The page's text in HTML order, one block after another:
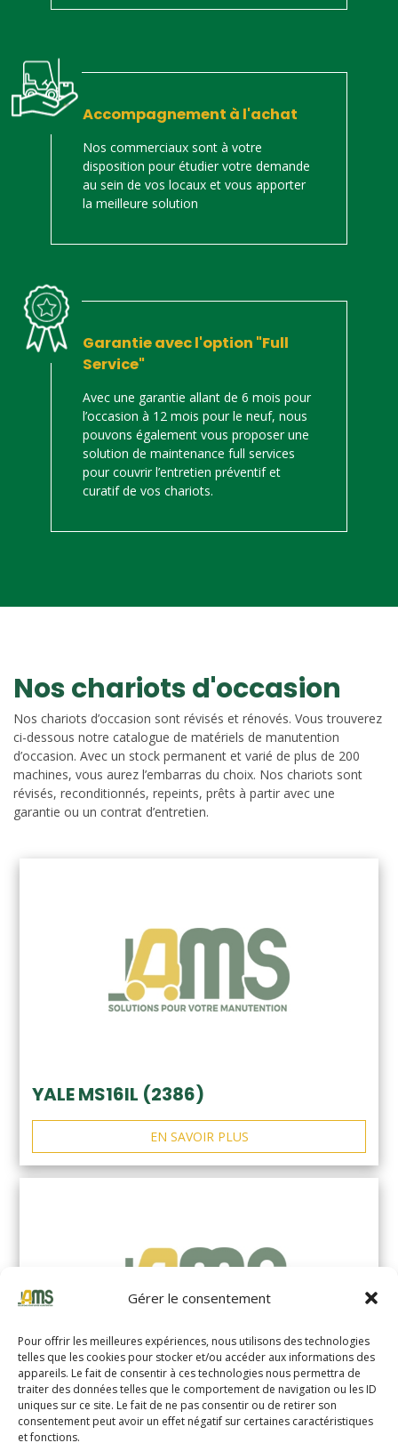
Gérer le consentement
Pour offrir les meilleures expériences, nous utilisons des technologies
telles que les cookies pour stocker et/ou accéder aux informations des
appareils. Le fait de consentir à ces technologies nous permettra de
traiter des données telles que le comportement de navigation ou les ID
uniques sur ce site. Le fait de ne pas consentir ou de retirer son
consentement peut avoir un effet négatif sur certaines caractéristiques
et fonctions.
Accompagnement à l'achat
Nos commerciaux sont à votre
disposition pour étudier votre demande
au sein de vos locaux et vous apporter
la meilleure solution
Garantie avec l'option "Full
Service"
Avec une garantie allant de 6 mois pour
l’occasion à 12 mois pour le neuf, nous
pouvons également vous proposer une
solution de maintenance full services
pour couvrir l’entretien préventif et
curatif de vos chariots.
Nos chariots d'occasion
Nos chariots d’occasion sont révisés et rénovés. Vous trouverez
ci-dessous notre catalogue de matériels de manutention
d’occasion. Avec un stock permanent et varié de plus de 200
machines, vous aurez l’embarras du choix. Nos chariots sont
révisés, reconditionnés, repeints, prêts à partir avec une
garantie ou un contrat d’entretien.
YALE MS16IL (2386)
EN SAVOIR PLUS
YALE MS14XIL (2510)